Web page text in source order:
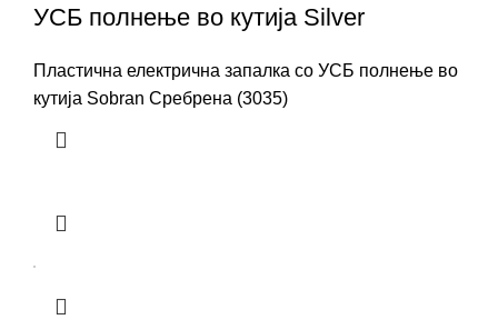
УСБ полнење во кутија Silver
Пластична електрична запалка со УСБ полнење во
кутија Sobran Сребрена (3035)